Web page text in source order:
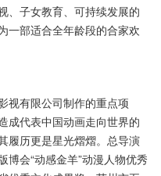
、子女教育、可持续发展的
一部适合全年龄段的合家欢
有限公司制作的重点项
成代表中国动画走向世界的
履历更是星光熠熠。总导演
会“动感金羊”动漫人物优秀